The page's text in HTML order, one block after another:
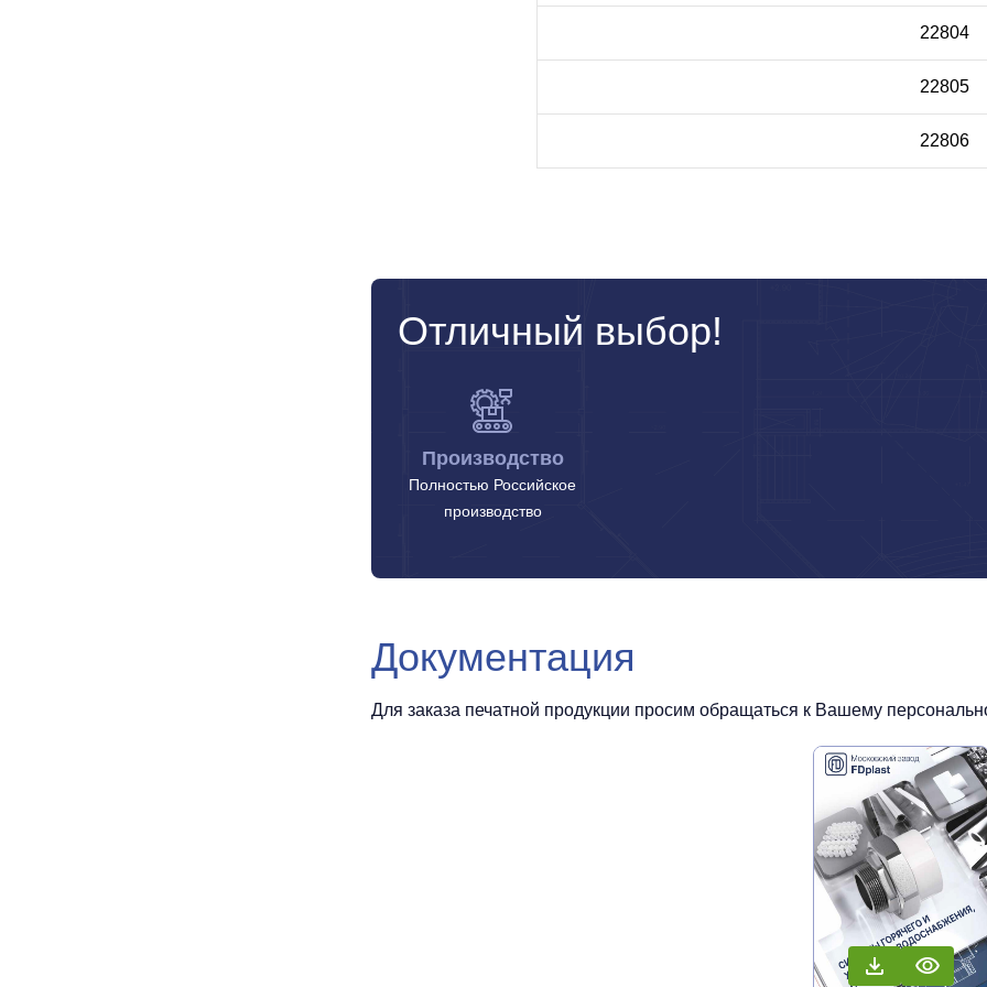
22804
22805
22806
Отличный выбор!
Производство
Полностью Российское
производство
Документация
Для заказа печатной продукции просим обращаться к Вашему